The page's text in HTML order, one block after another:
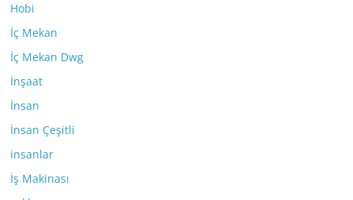
Hobi
İç Mekan
İç Mekan Dwg
İnşaat
İnsan
İnsan Çeşitli
insanlar
İş Makinası